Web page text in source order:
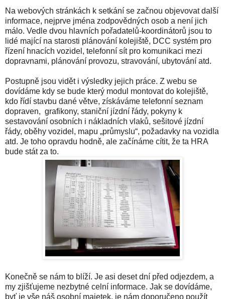
Na webových stránkách k setkání se začnou objevovat další
informace, nejprve jména zodpovědných osob a není jich
málo. Vedle dvou hlavních pořadatelů-koordinátorů jsou to
lidé mající na starosti plánování kolejiště, DCC systém pro
řízení hnacích vozidel, telefonní sít pro komunikaci mezi
dopravnami, plánování provozu, stravování, ubytování atd.
Postupně jsou vidět i výsledky jejich práce. Z webu se
dovídáme kdy se bude který modul montovat do kolejiště,
kdo řídí stavbu dané větve, získáváme telefonní seznam
dopraven, grafikony, staniční jízdní řády, pokyny k
sestavování osobních i nákladních vlaků, sešitové jízdní
řády, oběhy vozidel, mapu „průmyslu“, požadavky na vozidla
atd. Je toho opravdu hodně, ale začínáme cítit, že ta HRA
bude stát za to.
Konečně se nám to blíží. Je asi deset dní před odjezdem, a
my zjišťujeme nezbytné celní informace. Jak se dovídáme,
byť je vše náš osobní majetek, je nám doporučeno použít